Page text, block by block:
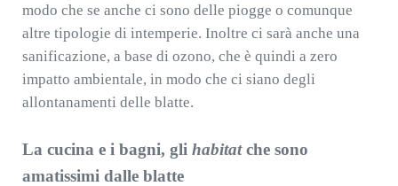
modo che se anche ci sono delle piogge o comunque
altre tipologie di intemperie. Inoltre ci sarà anche una
sanificazione, a base di ozono, che è quindi a zero
impatto ambientale, in modo che ci siano degli
allontanamenti delle blatte.
La cucina e i bagni, gli habitatche sono
amatissimi dalle blatte